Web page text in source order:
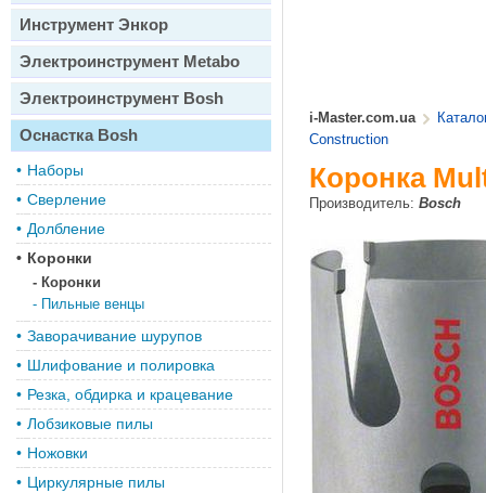
Инструмент Энкор
Электроинструмент Metabo
Электроинструмент Bosh
Оснастка Bosh
• Наборы
• Сверление
• Долбление
• Коронки
- Коронки
- Пильные венцы
• Заворачивание шурупов
• Шлифование и полировка
• Резка, обдирка и крацевание
• Лобзиковые пилы
• Ножовки
• Циркулярные пилы
i-Master.com.ua
Construction
Коронка
Производитель: Bosch